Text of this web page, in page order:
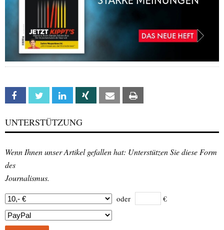
Facebook Twitter Linkedin Xing Email
UNTERSTÜTZUNG
Wenn Ihnen unser Artikel gefallen hat: Unterstützen Sie diese Form
des
Journalismus.
oder €